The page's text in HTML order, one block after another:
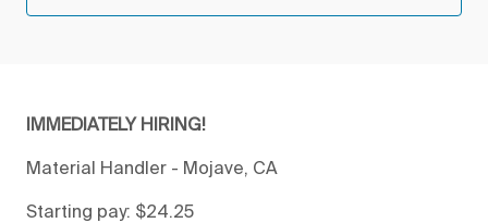
IMMEDIATELY HIRING!
Material Handler - Mojave, CA
Starting pay: $24.25